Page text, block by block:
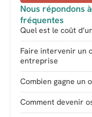
Nous répondons
fréquentes
Quel est le coût
Faire intervenir un
entreprise
Combien gagne un
Comment devenir